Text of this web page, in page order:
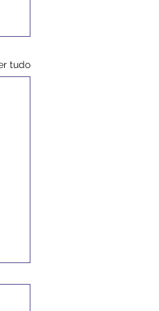
tudo